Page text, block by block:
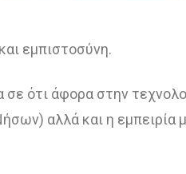
εμπιστοσύνη.
σε ότι άφορα στην
αλλά και η εμπειρία